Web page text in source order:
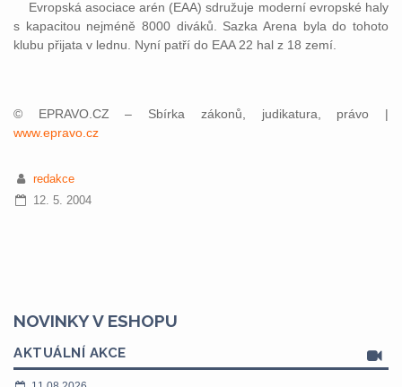
Evropská asociace arén (EAA) sdružuje moderní evropské haly
s kapacitou nejméně 8000 diváků. Sazka Arena byla do tohoto
klubu přijata v lednu. Nyní patří do EAA 22 hal z 18 zemí.
© EPRAVO.CZ – Sbírka zákonů, judikatura, právo |
www.epravo.cz
redakce
12. 5. 2004
NOVINKY V ESHOPU
AKTUÁLNÍ AKCE